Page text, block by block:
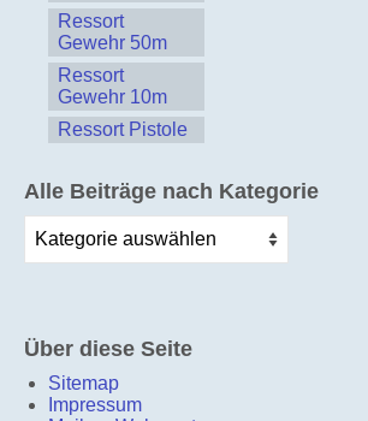
Ressort
Gewehr 50m
Ressort
Gewehr 10m
Ressort Pistole
Alle Beiträge nach Kategorie
Beiträge
nach
Über diese Seite
Sitemap
Impressum